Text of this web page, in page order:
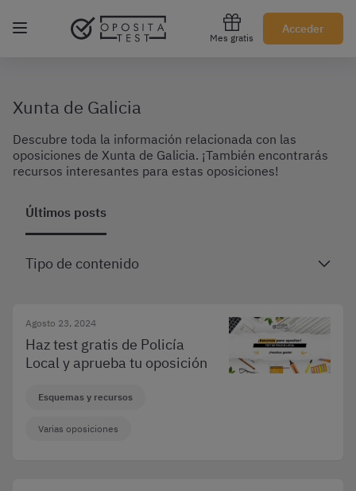
Mes gratis
Acceder
Regístrate gratis
Xunta de Galicia
Descubre toda la información relacionada con las
oposiciones de Xunta de Galicia. ¡También encontrarás
recursos interesantes para estas oposiciones!
Últimos posts
Tipo de contenido
Agosto 23, 2024
Haz test gratis de Policía
Local y aprueba tu oposición
Esquemas y recursos
Varias oposiciones